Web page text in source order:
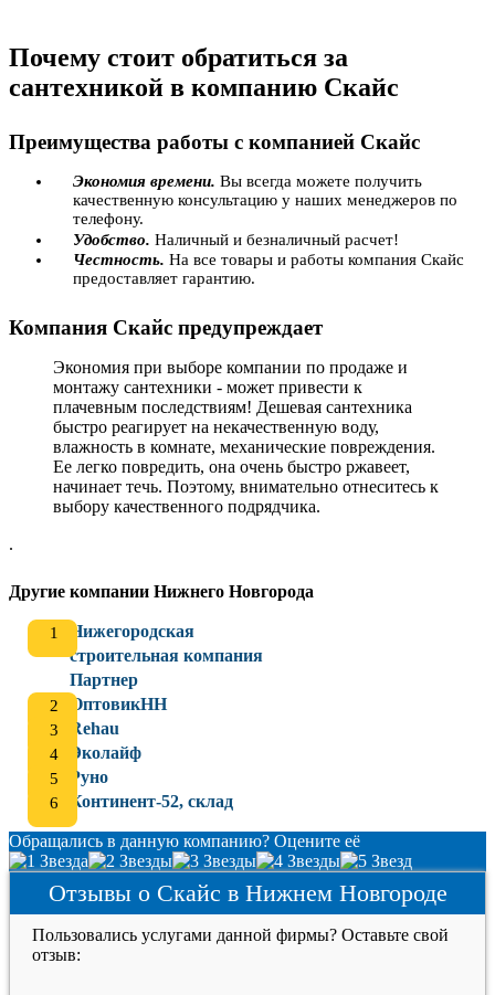
Почему стоит обратиться за
сантехникой в компанию Скайс
Преимущества работы с компанией Скайс
Экономия времени. Вы всегда можете получить
качественную консультацию у наших менеджеров по
телефону.
Удобство. Наличный и безналичный расчет!
Честность. На все товары и работы компания Скайс
предоставляет гарантию.
Компания Скайс предупреждает
Экономия при выборе компании по продаже и
монтажу сантехники - может привести к
плачевным последствиям! Дешевая сантехника
быстро реагирует на некачественную воду,
влажность в комнате, механические повреждения.
Ее легко повредить, она очень быстро ржавеет,
начинает течь. Поэтому, внимательно отнеситесь к
выбору качественного подрядчика.
.
Другие компании Нижнего Новгорода
Нижегородская
строительная компания
Партнер
ОптовикНН
Rehau
Эколайф
Руно
Континент-52, склад
Обращались в данную компанию? Оцените её
Отзывы о Скайс в Нижнем Новгороде
Пользовались услугами данной фирмы? Оставьте свой
отзыв: